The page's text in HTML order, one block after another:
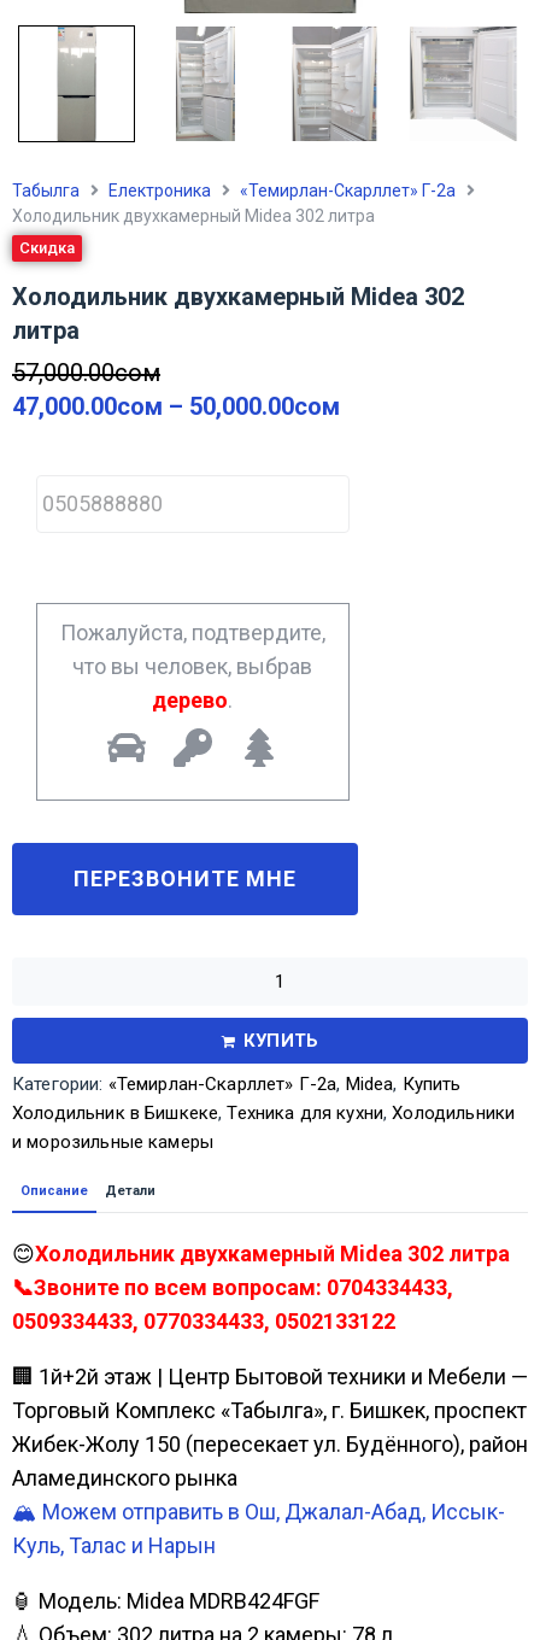
Табылга Електроника
«Темирлан-Скарллет» Г-2а
Холодильник двухкамерный Midea 302 литра
Скидка
Холодильник двухкамерный Midea 302
литра
57,000.00сом
47,000.00сом – 50,000.00сом
h
o
*
Пожалуйста, подтвердите,
что вы человек, выбрав
дерево.
КУПИТЬ
Категории: «Темирлан-Скарллет» Г-2а, Midea, Купить
Холодильник в Бишкеке,Техника для кухни,Холодильники
и морозильные камеры
Описание Детали
😊Холодильник двухкамерный Midea 302 литра
📞Звоните по всем вопросам: 0704334433,
0509334433, 0770334433, 0502133122
🏢 1й+2й этаж | Центр Бытовой техники и Мебели —
Торговый Комплекс «Табылга», г. Бишкек, проспект
Жибек-Жолу 150 (пересекает ул. Будённого), район
Аламединского рынка
🏔️ Можем отправить в Ош, Джалал-Абад, Иссык-
Куль, Талас и Нарын
🏮 Модель: Midea MDRB424FGF
💧 Объем: 302 литра на 2 камеры: 78 л.